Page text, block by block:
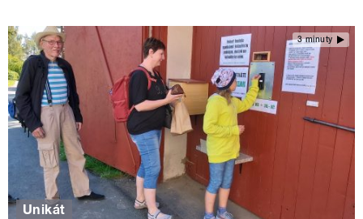
3 minuty
Unikát